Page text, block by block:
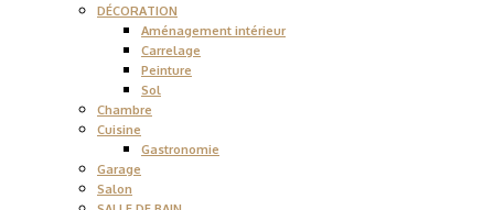
DÉCORATION
Aménagement intérieur
Carrelage
Peinture
Sol
Chambre
Cuisine
Gastronomie
Garage
Salon